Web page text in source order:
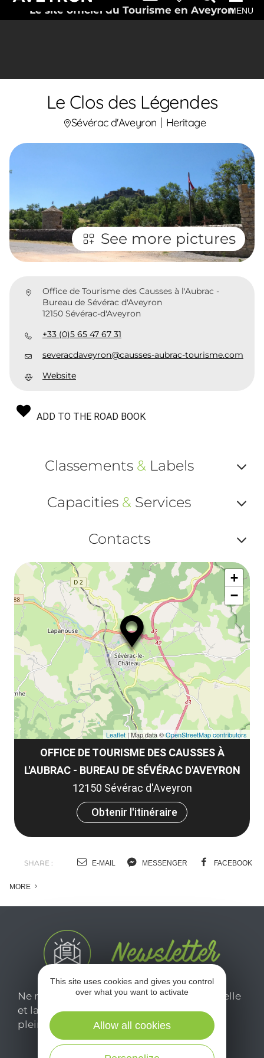
Le site officiel du Tourisme en AveyronMENU
Le Clos des Légendes
Sévérac d'Aveyron Heritage
See more pictures
Office de Tourisme des Causses à l'Aubrac -
Bureau de Sévérac d'Aveyron
12150 Sévérac-d'Aveyron
+33 (0)5 65 47 67 31
severacdaveyron@causses-aubrac-tourisme.com
Website
ADD TO THE ROAD BOOK
Classements &Labels
ou
Capacities & Services
ou
Contacts
ou
OFFICE DE TOURISME DES CAUSSES À
L'AUBRAC - BUREAU DE SÉVÉRAC D'AVEYRON
12150 Sévérac d'Aveyron
Obtenir l'itinéraire
+
−
Leaflet | Map data ©OpenStreetMap contributors
SHARE : E-MAIL MESSENGER FACEBOOK
MORE
Ne manquez pas notre newsletter mensuelle
et laissez-vous inspirer pour profiter
pleinement de votre séjour en Aveyron.
This site uses cookies and gives you control
over what you want to activate
Allow all cookies